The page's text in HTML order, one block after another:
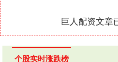
巨人配资文章
个股实时涨跌榜